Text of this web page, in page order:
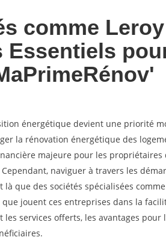
comme
Essentiels
énergétique devient une priorité
la rénovation énergétique des
majeure pour les
naviguer à travers les
là que des sociétés spécialisées
jouent ces entreprises dans la
les services offerts, les avantages pour